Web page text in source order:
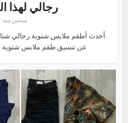
رجالي لهذا
سنتين منذ
أحدث أطقم ملابس شتوية رجالي
عن تنسيق طقم ملابس شتوية